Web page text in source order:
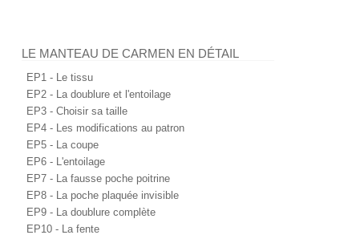
LE MANTEAU DE CARMEN EN DÉTAIL
EP1 - Le tissu
EP2 - La doublure et l'entoilage
EP3 - Choisir sa taille
EP4 - Les modifications au patron
EP5 - La coupe
EP6 - L'entoilage
EP7 - La fausse poche poitrine
EP8 - La poche plaquée invisible
EP9 - La doublure complète
EP10 - La fente